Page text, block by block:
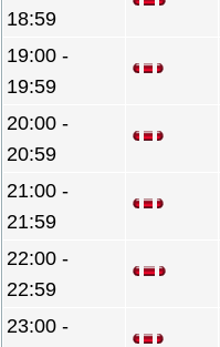
18:59
19:00 -
19:59
20:00 -
20:59
21:00 -
21:59
22:00 -
22:59
23:00 -